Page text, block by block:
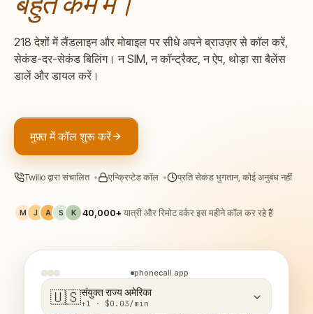
218 देशों में लैंडलाइन और मोबाइल पर सीधे अपने ब्राउज़र से कॉल करें,
सेकंड-दर-सेकंड बिलिंग। न SIM, न कॉन्ट्रैक्ट, न ऐप, थोड़ा सा बैलेंस
डालें और डायल करें।
मुफ़्त में कॉल शुरू करें
Twilio द्वारा संचालित • एन्क्रिप्टेड कॉल • प्रति सेकंड भुगतान, कोई अनुबंध नहीं
M J A S K 40,000+यात्री और रिमोट वर्कर इस महीने कॉल कर रहे हैं
phonecall.app
🇺🇸संयुक्त राज्य अमेरिका
+1 · $0.03/min